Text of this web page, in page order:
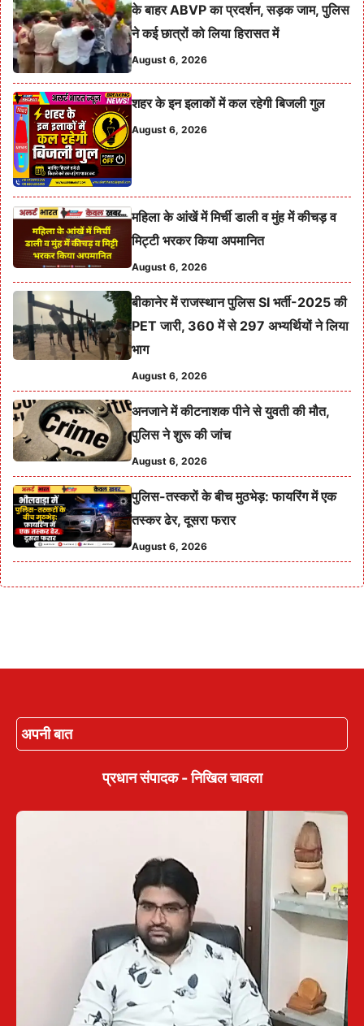
के बाहर ABVP का प्रदर्शन, सड़क जाम, पुलिस
ने कई छात्रों को लिया हिरासत में
August 6, 2026
शहर के इन इलाकों में कल रहेगी बिजली गुल
August 6, 2026
महिला के आंखें में मिर्ची डाली व मुंह में कीचड़ व
मिट्टी भरकर किया अपमानित
August 6, 2026
बीकानेर में राजस्थान पुलिस SI भर्ती-2025 की
PET जारी, 360 में से 297 अभ्यर्थियों ने लिया
भाग
August 6, 2026
अनजाने में कीटनाशक पीने से युवती की मौत,
पुलिस ने शुरू की जांच
August 6, 2026
पुलिस-तस्करों के बीच मुठभेड़: फायरिंग में एक
तस्कर ढेर, दूसरा फरार
August 6, 2026
अपनी बात
प्रधान संपादक - निखिल चावला